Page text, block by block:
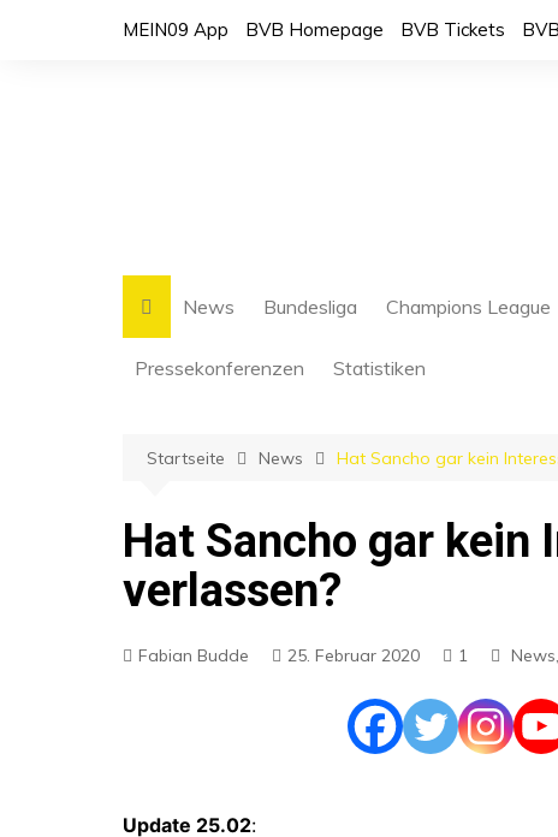
MEIN09 App BVB Homepage BVB Tickets
News Bundesliga Champions League
Pressekonferenzen Statistiken
BVB Spielplan
Startseite News Hat Sancho gar kein
Hat Sancho gar kein
verlassen?
Fabian Budde 25. Februar 2020 1 News,
Update 25.02: